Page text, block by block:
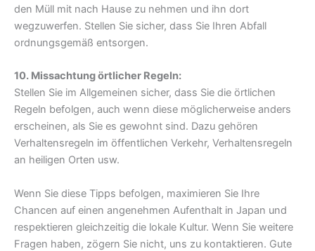
den Müll mit nach Hause zu nehmen und ihn dort
wegzuwerfen. Stellen Sie sicher, dass Sie Ihren Abfall
ordnungsgemäß entsorgen.
10. Missachtung örtlicher Regeln:
Stellen Sie im Allgemeinen sicher, dass Sie die örtlichen
Regeln befolgen, auch wenn diese möglicherweise anders
erscheinen, als Sie es gewohnt sind. Dazu gehören
Verhaltensregeln im öffentlichen Verkehr, Verhaltensregeln
an heiligen Orten usw.
Wenn Sie diese Tipps befolgen, maximieren Sie Ihre
Chancen auf einen angenehmen Aufenthalt in Japan und
respektieren gleichzeitig die lokale Kultur. Wenn Sie weitere
Fragen haben, zögern Sie nicht, uns zu kontaktieren. Gute